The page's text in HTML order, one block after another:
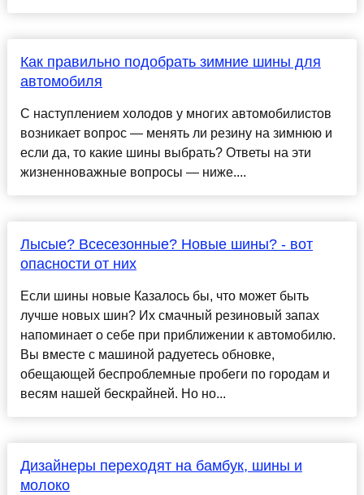
Как правильно подобрать зимние шины для
автомобиля
С наступлением холодов у многих автомобилистов
возникает вопрос — менять ли резину на зимнюю и
если да, то какие шины выбрать? Ответы на эти
жизненноважные вопросы — ниже....
Лысые? Всесезонные? Новые шины? - вот
опасности от них
Если шины новые Казалось бы, что может быть
лучше новых шин? Их смачный резиновый запах
напоминает о себе при приближении к автомобилю.
Вы вместе с машиной радуетесь обновке,
обещающей беспроблемные пробеги по городам и
весям нашей бескрайней. Но но...
Дизайнеры переходят на бамбук, шины и
молоко